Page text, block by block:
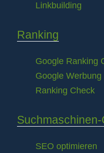
Linkbuilding
Ranking
Google Ranking
Google Werbung
Ranking Check
SEO optimieren